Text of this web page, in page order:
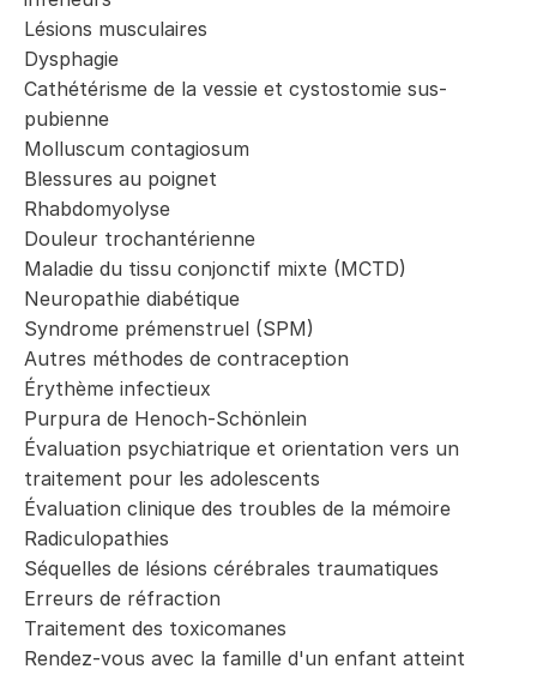
Lésions musculaires
Dysphagie
Cathétérisme de la vessie et cystostomie sus-
pubienne
Molluscum contagiosum
Blessures au poignet
Rhabdomyolyse
Douleur trochantérienne
Maladie du tissu conjonctif mixte (MCTD)
Neuropathie diabétique
Syndrome prémenstruel (SPM)
Autres méthodes de contraception
Érythème infectieux
Purpura de Henoch-Schönlein
Évaluation psychiatrique et orientation vers un
traitement pour les adolescents
Évaluation clinique des troubles de la mémoire
Radiculopathies
Séquelles de lésions cérébrales traumatiques
Erreurs de réfraction
Traitement des toxicomanes
Rendez-vous avec la famille d'un enfant atteint